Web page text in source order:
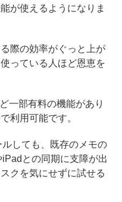
が使えるようになりま
際の効率がぐっと上が
っている人ほど恩恵を
一部有料の機能があり
利用可能です。
しても、既存のメモの
との同期に支障が出
クを気にせずに試せる